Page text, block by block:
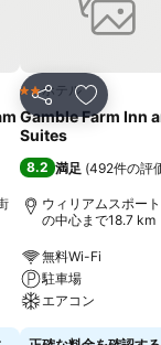
追加シェア お気に入
2 ホテルのランク
ホテル
Gamble Farm Inn
Suites
8.2 満足 (492件の評
ウィリアムスポー
の中心まで18.7 km
無料Wi-Fi
駐車場
エアコン